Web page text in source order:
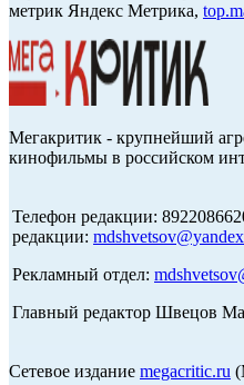
метрик Яндекс Метрика,
Мегакритик - крупнейший
кинофильмы в российском
Телефон редакции:
редакции:
Рекламный отдел:
Главный редактор Швецов
Сетевое издание megacritic.ru